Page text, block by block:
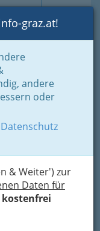
Login Toggle
graz.at!
andere
oder
Datenschutz
& Weiter') zur
Daten für
kostenfrei